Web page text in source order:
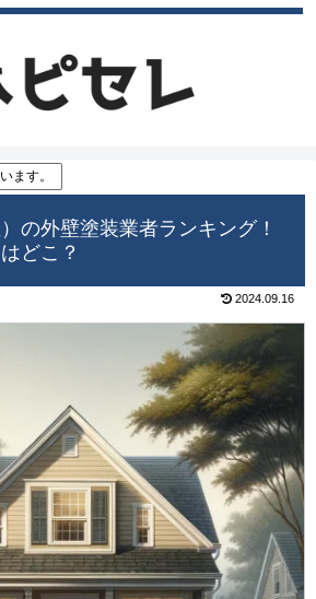
ます。
の外壁塗装業者ランキング！
どこ？
2024.09.16